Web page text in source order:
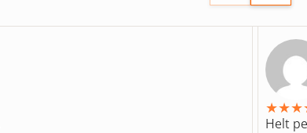
★★★
Helt